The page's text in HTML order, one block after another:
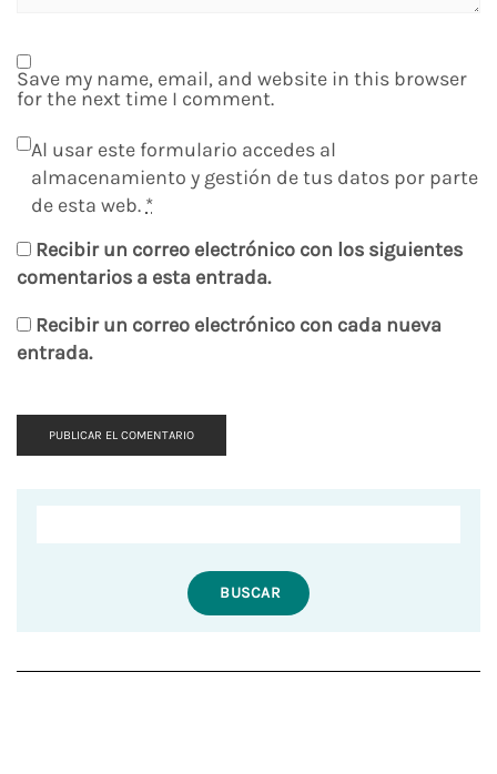
Save my name, email, and website in this browser
for the next time I comment.
Al usar este formulario accedes al
almacenamiento y gestión de tus datos por parte
de esta web. *
Recibir un correo electrónico con los siguientes
comentarios a esta entrada.
Recibir un correo electrónico con cada nueva
entrada.